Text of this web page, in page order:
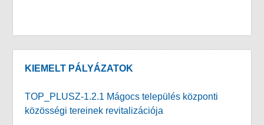
KIEMELT PÁLYÁZATOK
TOP_PLUSZ-1.2.1 Mágocs település központi
közösségi tereinek revitalizációja